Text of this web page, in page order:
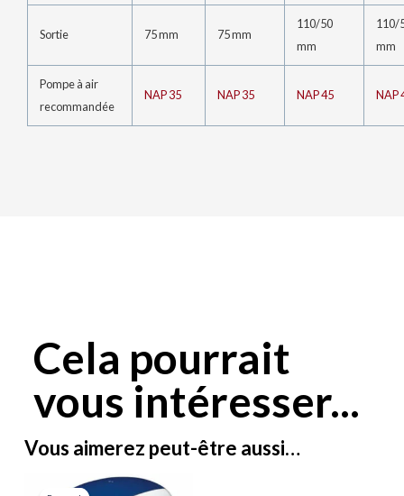
Sortie 75 mm 75 mm
110/50
mm
110/
mm
Pompe à air
recommandée
NAP 35 NAP 35 NAP 45 NAP
Cela pourrait
vous intéresser...
Vous aimerez peut-être aussi…
Plage
Ce